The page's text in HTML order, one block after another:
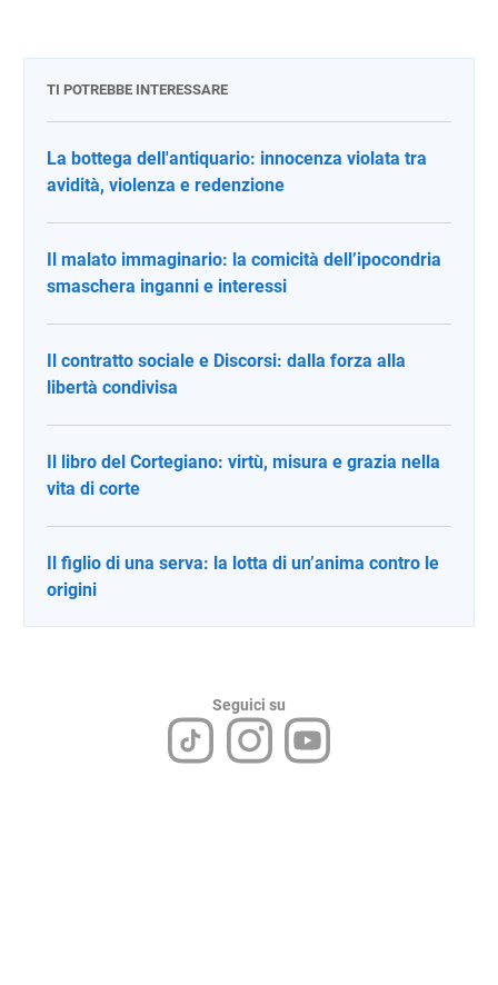
b^2
TI POTREBBE INTERESSARE
La bottega dell'antiquario: innocenza violata tra
avidità, violenza e redenzione
Il malato immaginario: la comicità dell’ipocondria
smaschera inganni e interessi
Il contratto sociale e Discorsi: dalla forza alla
libertà condivisa
Il libro del Cortegiano: virtù, misura e grazia nella
vita di corte
Il figlio di una serva: la lotta di un’anima contro le
origini
Seguici su